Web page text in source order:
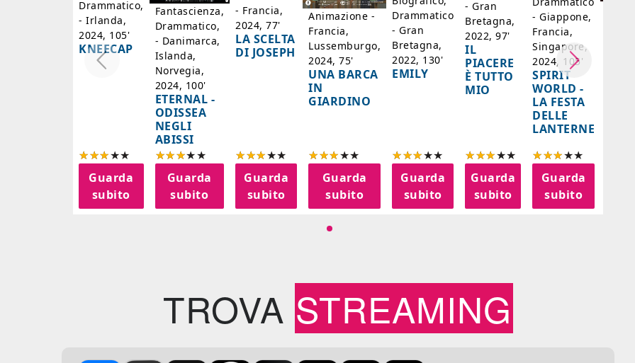
Drammatico,
- Irlanda,
2024, 105'
KNEECAP
Guarda
subito
Fantascienza,
Drammatico,
- Danimarca,
Islanda,
Norvegia,
2024, 100'
ETERNAL -
ODISSEA
NEGLI
ABISSI
Guarda
subito
- Francia,
2024, 77'
LA SCELTA
DI JOSEPH
Guarda
subito
Animazione -
Francia,
Lussemburgo,
2024, 75'
UNA BARCA
IN
GIARDINO
Guarda
subito
Drammatico
- Gran
Bretagna,
2022, 130'
EMILY
Guarda
subito
- Gran
Bretagna,
2022, 97'
IL
PIACERE
È TUTTO
MIO
Guarda
subito
- Giappone,
Francia,
Singapore,
2024, 105'
SPIRIT
WORLD -
LA FESTA
DELLE
LANTERNE
Guarda
subito
TROVA STREAMING